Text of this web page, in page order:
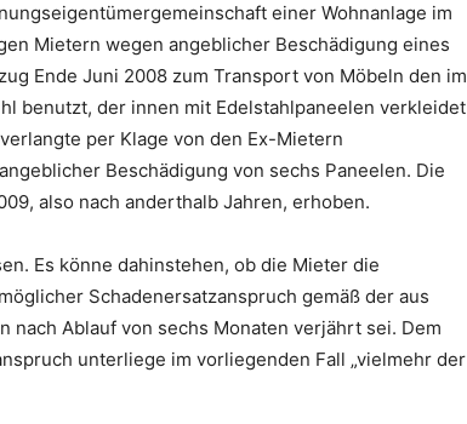
einer Wohnanlage im
Mietern wegen angeblicher Beschädigung eines
Ende Juni 2008 zum Transport von Möbeln den im
benutzt, der innen mit Edelstahlpaneelen verkleidet
per Klage von den Ex-Mietern
Beschädigung von sechs Paneelen. Die
also nach anderthalb Jahren, erhoben.
Es könne dahinstehen, ob die Mieter die
Schadenersatzanspruch gemäß der aus
nach Ablauf von sechs Monaten verjährt sei. Dem
unterliege im vorliegenden Fall „vielmehr der